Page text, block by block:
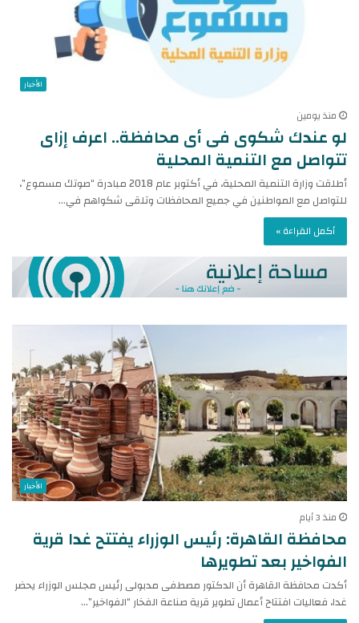
الأخبار
منذ يومين
لو عندك شكوى فى أى محافظة.. اعرف إزاى
تتواصل مع التنمية المحلية
أطلقت وزارة التنمية المحلية، في أكتوبر عام 2018 مبادرة “صوتك مسموع”،
للتواصل مع المواطنين في جميع المحافظات وتلقى شكواهم في…
أكمل القراءة »
الأخبار
منذ 3 أيام
محافظة القاهرة: رئيس الوزراء يفتتح غدا قرية
الفواخير بعد تطويرها
أكدت محافظة القاهرة أن الدكتور مصطفى مدبولى رئيس مجلس الوزراء يحضر
غدا، فعاليات افتتاح أعمال تطوير قرية صناعة الفخار “الفواخير”…